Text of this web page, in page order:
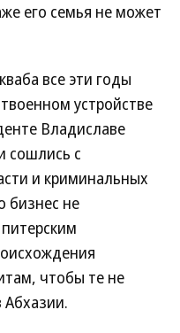
его семья не может
все эти годы
устройстве
Владиславе
сошлись с
и криминальных
бизнес не
чтобы те не
Абхазии.